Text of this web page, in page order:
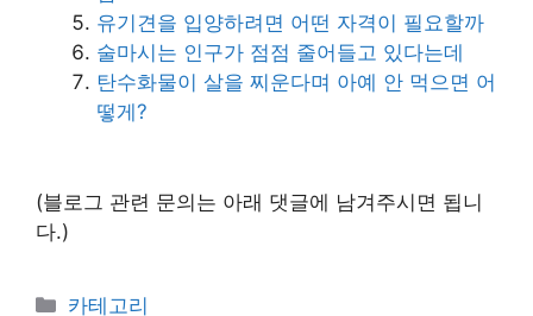
유기견을 입양하려면 어떤 자격이 필요할까
술마시는 인구가 점점 줄어들고 있다는데
탄수화물이 살을 찌운다며 아예 안 먹으면 어
떻게?
(블로그 관련 문의는 아래 댓글에 남겨주시면 됩니
다.)
Categories
카테고리